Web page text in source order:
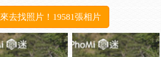
來去找照片！19581張相片